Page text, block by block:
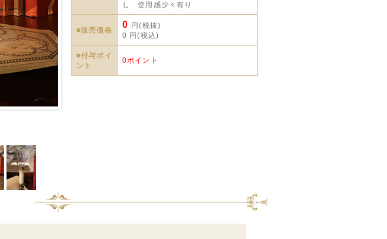
し 使用感少々有り
■販売価格
0 円(税抜)
0 円(税込)
■付与ポイ
ント
0ポイント